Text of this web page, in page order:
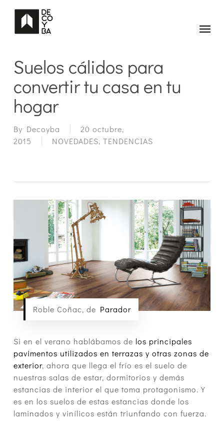
Menu
Suelos cálidos para
convertir tu casa en tu
hogar
By Decoyba
20 octubre,
2015
NOVEDADES, TENDENCIAS
Roble Coñac, de Parador
Si en el verano hablábamos de los principales
pavimentos utilizados en terrazas y otras zonas de
exterior, ahora que llega el frío es el suelo de
nuestras salas de estar, dormitorios y demás
estancias de interior el que toma protagonismo. Y
es en los suelos de estas estancias donde los
laminados y vinílicos están triunfando con fuerza.